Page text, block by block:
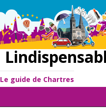
Le guide de Chartres